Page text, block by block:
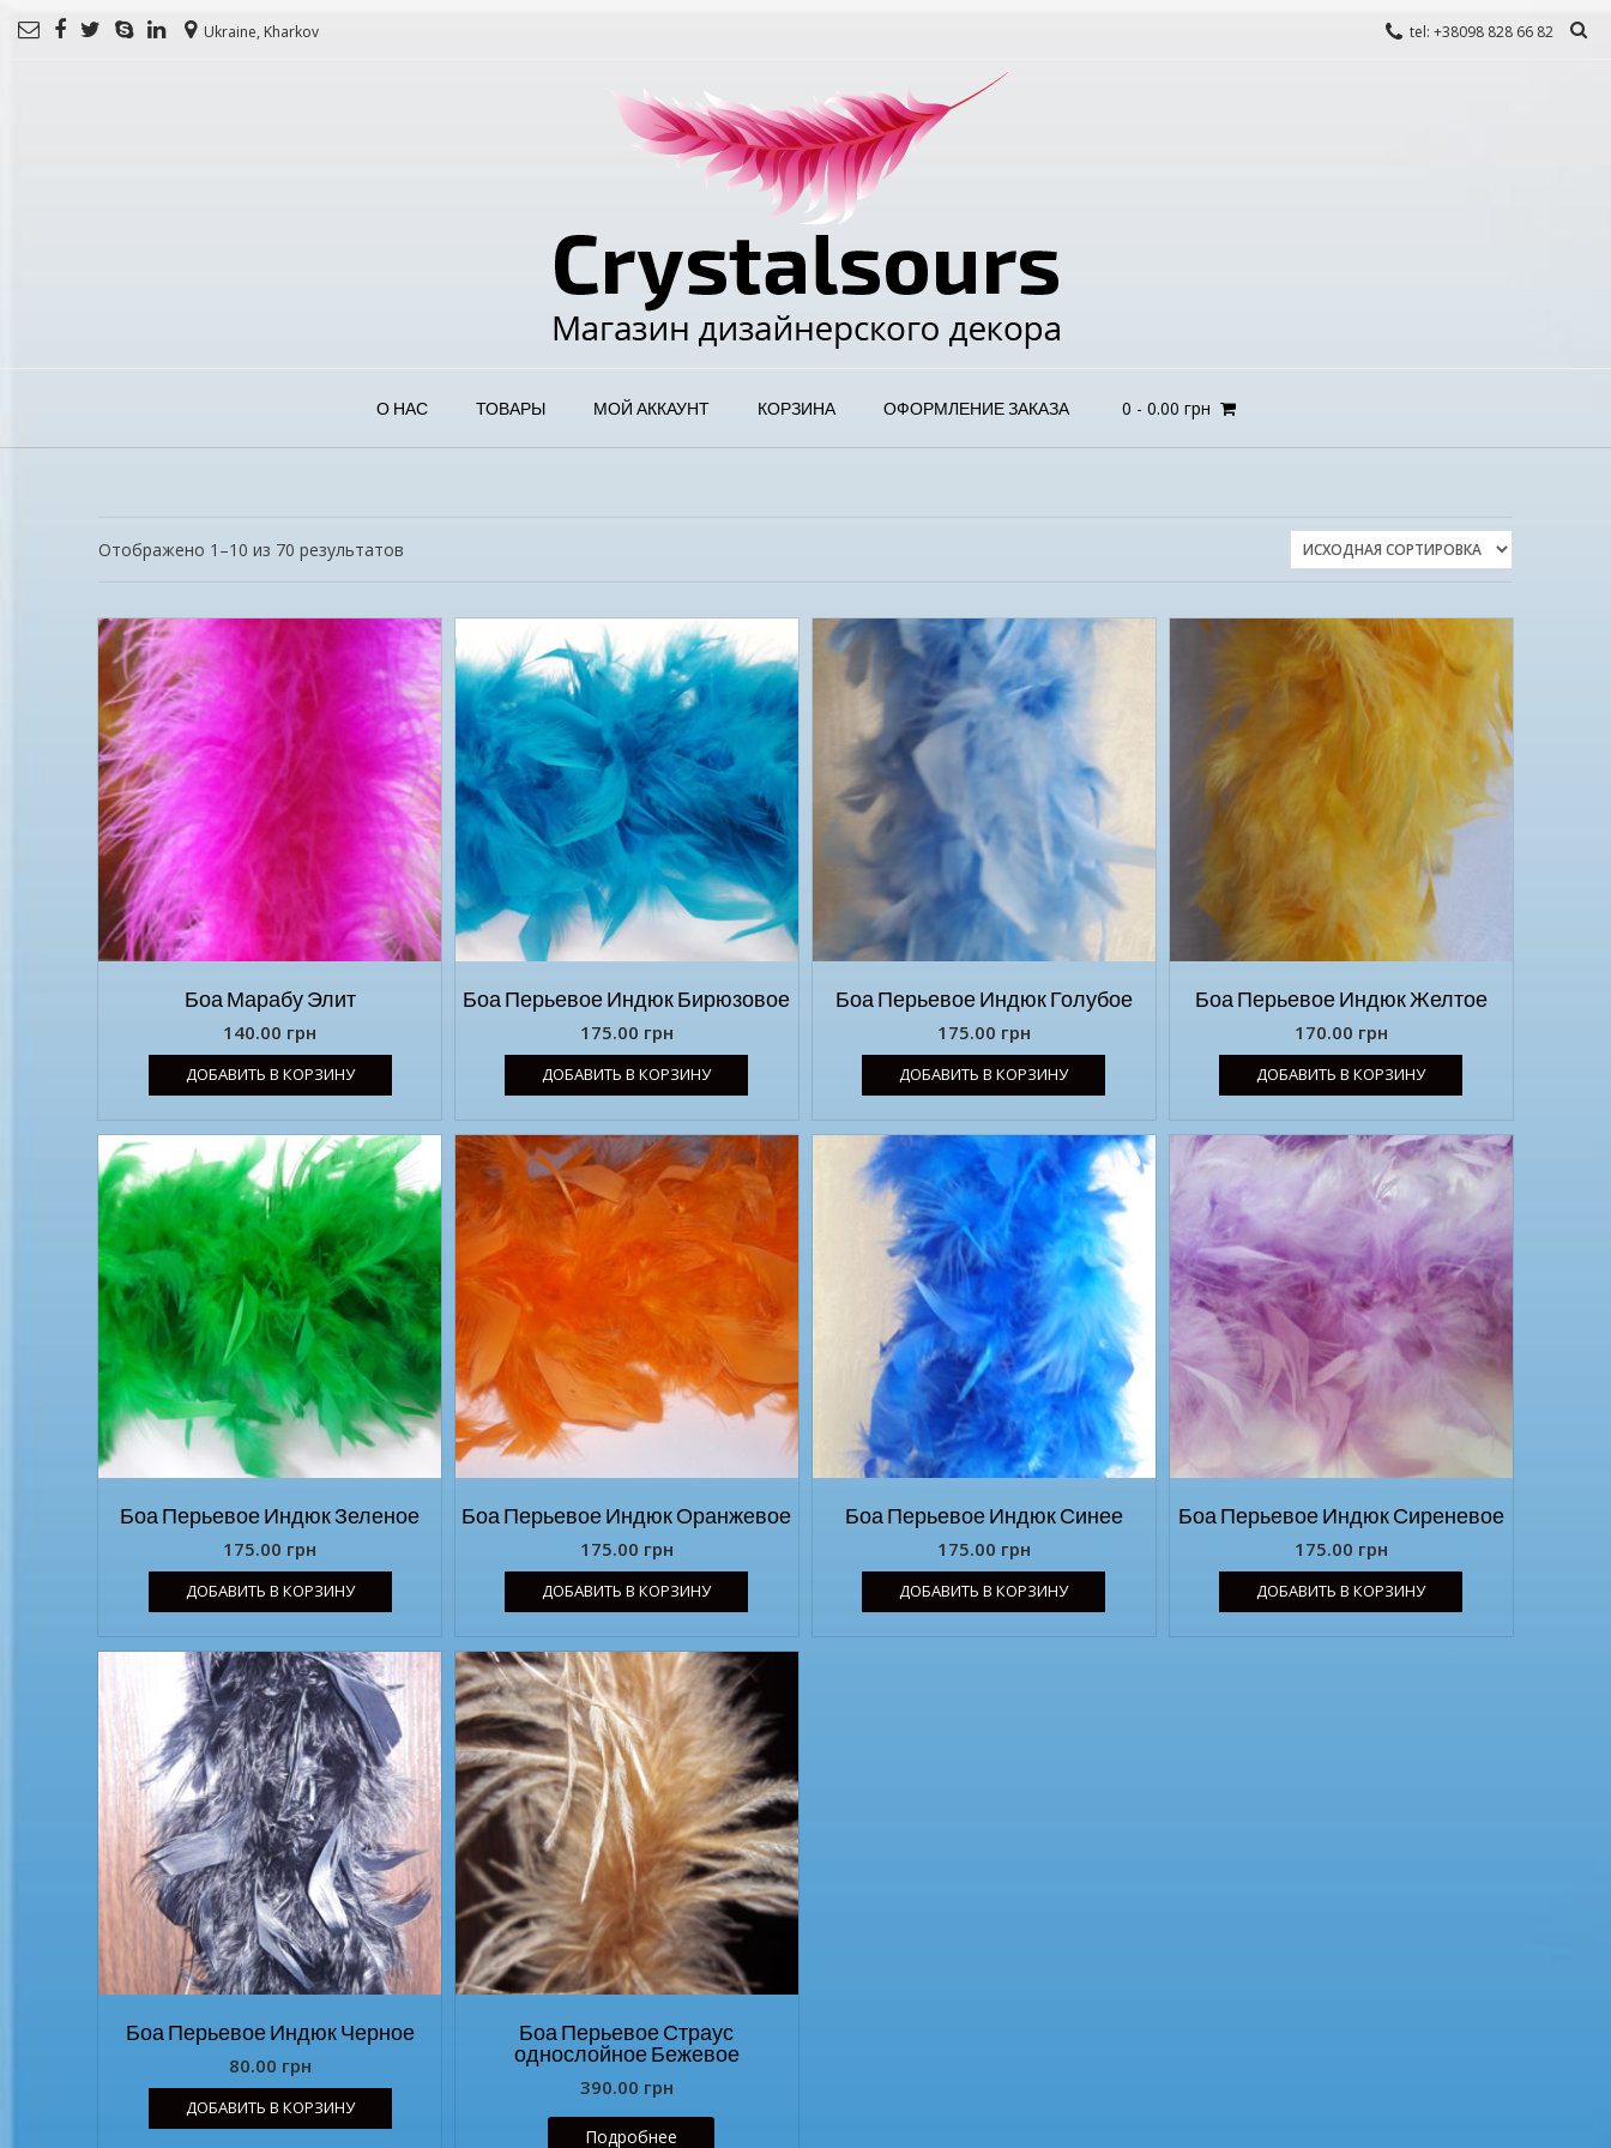
Ukraine, Kharkov tel: +38098 828 66 82
О НАС ТОВАРЫ МОЙ АККАУНТ КОРЗИНА ОФОРМЛЕНИЕ ЗАКАЗА 0 - 0.00 грн
Отображено 1–10 из 70 результатов
Боа Марабу Элит
140.00 грн
ДОБАВИТЬ В КОРЗИНУ
Боа Перьевое Индюк Бирюзовое
175.00 грн
ДОБАВИТЬ В КОРЗИНУ
Боа Перьевое Индюк Голубое
175.00 грн
ДОБАВИТЬ В КОРЗИНУ
Боа Перьевое Индюк Желтое
170.00 грн
ДОБАВИТЬ В КОРЗИНУ
Боа Перьевое Индюк Зеленое
175.00 грн
ДОБАВИТЬ В КОРЗИНУ
Боа Перьевое Индюк Оранжевое
175.00 грн
ДОБАВИТЬ В КОРЗИНУ
Боа Перьевое Индюк Синее
175.00 грн
ДОБАВИТЬ В КОРЗИНУ
Боа Перьевое Индюк Сиреневое
175.00 грн
ДОБАВИТЬ В КОРЗИНУ
Боа Перьевое Индюк Черное
80.00 грн
ДОБАВИТЬ В КОРЗИНУ
Боа Перьевое Страус
однослойное Бежевое
390.00 грн
Подробнее